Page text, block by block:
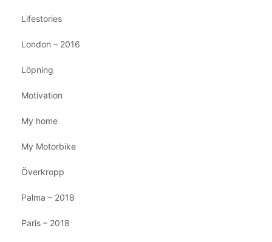
Lifestories
London – 2016
Löpning
Motivation
My home
My Motorbike
Överkropp
Palma – 2018
Paris – 2018